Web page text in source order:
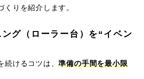
くりを紹介します。
グ（ローラー台）を“イベン
続けるコツは、準備の手間を最小限